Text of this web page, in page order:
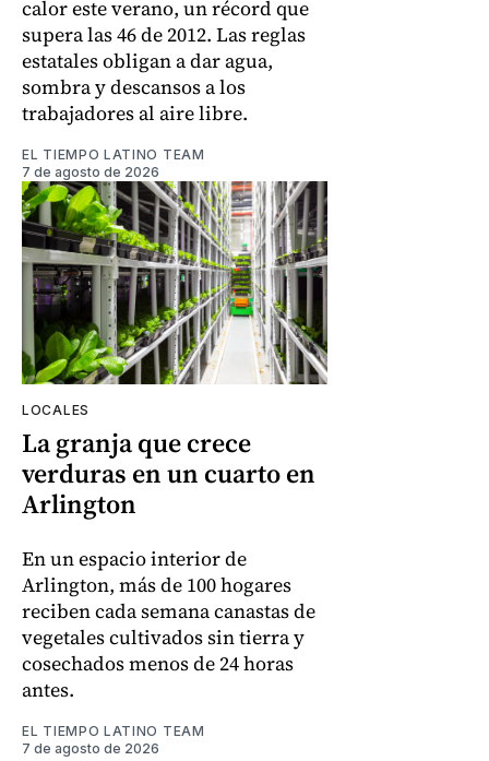
calor este verano, un récord que
supera las 46 de 2012. Las reglas
estatales obligan a dar agua,
sombra y descansos a los
trabajadores al aire libre.
EL TIEMPO LATINO TEAM
7 de agosto de 2026
LOCALES
La granja que crece
verduras en un cuarto en
Arlington
En un espacio interior de
Arlington, más de 100 hogares
reciben cada semana canastas de
vegetales cultivados sin tierra y
cosechados menos de 24 horas
antes.
EL TIEMPO LATINO TEAM
7 de agosto de 2026